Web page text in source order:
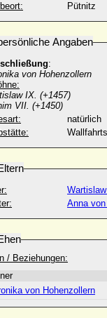
Pütnitz
Angaben
:
von Hohenzollern
IX. (+1457)
VII. (+1450)
natürlich
Anna
/ Beziehungen:
von Hohenzollern